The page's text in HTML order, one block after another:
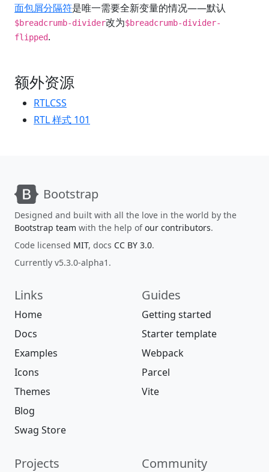
面包屑分隔符是唯一需要全新变量的情况——默认
$breadcrumb-divider改为$breadcrumb-divider-
flipped.
额外资源
RTLCSS
RTL 样式 101
Bootstrap
Designed and built with all the love in the world by the
Bootstrap team with the help ofour contributors.
Code licensed MIT, docs CC BY 3.0.
Currently v5.3.0-alpha1.
Links
Home
Docs
Examples
Icons
Themes
Blog
Swag Store
Guides
Getting started
Starter template
Webpack
Parcel
Vite
Projects Community